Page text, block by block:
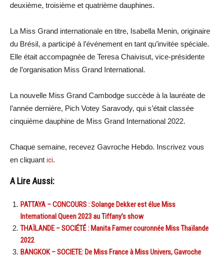
deuxième, troisième et quatrième dauphines.
La Miss Grand internationale en titre, Isabella Menin, originaire
du Brésil, a participé à l’événement en tant qu’invitée spéciale.
Elle était accompagnée de Teresa Chaivisut, vice-présidente
de l’organisation Miss Grand International.
La nouvelle Miss Grand Cambodge succède à la lauréate de
l’année dernière, Pich Votey Saravody, qui s’était classée
cinquième dauphine de Miss Grand International 2022.
Chaque semaine, recevez Gavroche Hebdo. Inscrivez vous
en cliquant ici.
A Lire Aussi:
PATTAYA – CONCOURS : Solange Dekker est élue Miss
International Queen 2023 au Tiffany’s show
THAÏLANDE – SOCIÉTÉ : Manita Farmer couronnée Miss Thaïlande
2022
BANGKOK – SOCIETE: De Miss France à Miss Univers, Gavroche